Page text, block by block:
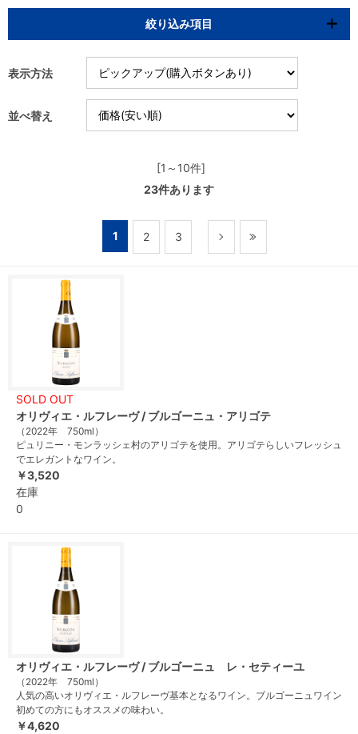
絞り込み項目
表示方法
並べ替え
[1～10件]
23件あります
1 2 3
SOLD OUT
オリヴィエ・ルフレーヴ / ブルゴーニュ・アリゴテ
（2022年 750ml）
ピュリニー・モンラッシェ村のアリゴテを使用。アリゴテらしいフレッシュ
でエレガントなワイン。
￥3,520
在庫
0
オリヴィエ・ルフレーヴ / ブルゴーニュ レ・セティーユ
（2022年 750ml）
人気の高いオリヴィエ・ルフレーヴ基本となるワイン。ブルゴーニュワイン
初めての方にもオススメの味わい。
￥4,620